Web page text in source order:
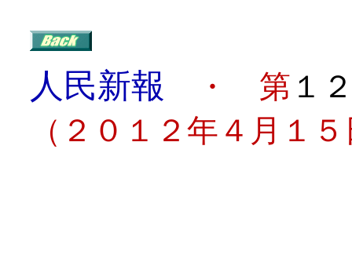
人民新報 ・ 第 １
（２０１２年４月１